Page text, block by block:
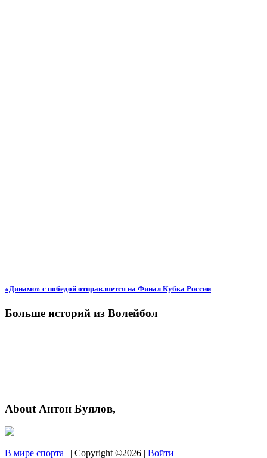
«Динамо» с победой отправляется на Финал Кубка России
Больше историй из Волейбол
About Антон Буялов,
В мире спорта | | Copyright ©2026 | Войти